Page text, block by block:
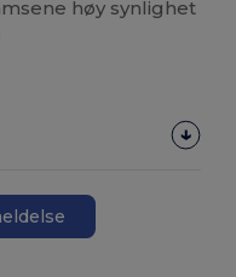
høy synlighet